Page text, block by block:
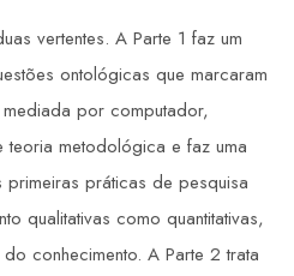
vertentes. A Parte 1 faz um
ontológicas que marcaram
por computador,
teoria metodológica e faz uma
práticas de pesquisa
qualitativas como quantitativas,
conhecimento. A Parte 2 trata